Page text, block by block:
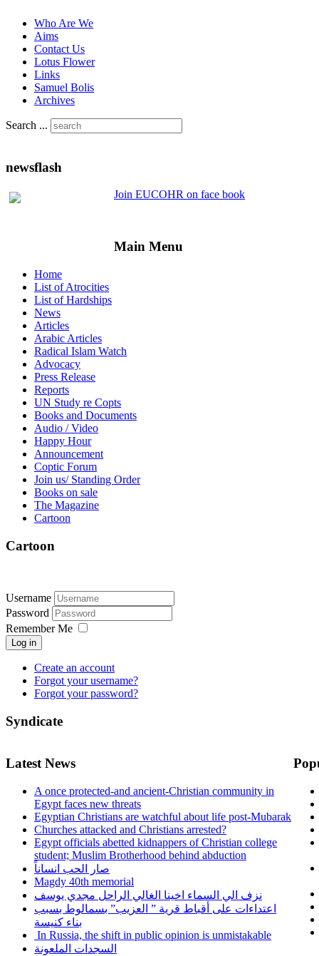
Who Are We
Aims
Contact Us
Lotus Flower
Links
Samuel Bolis
Archives
Search ...
newsflash
Join EUCOHR on face book
Main Menu
Home
List of Atrocities
List of Hardships
News
Articles
Arabic Articles
Radical Islam Watch
Advocacy
Press Release
Reports
UN Study re Copts
Books and Documents
Audio / Video
Happy Hour
Announcement
Coptic Forum
Join us/ Standing Order
Books on sale
The Magazine
Cartoon
Cartoon
Username
Password
Remember Me
Log in
Create an account
Forgot your username?
Forgot your password?
Syndicate
Latest News
A once protected-and ancient-Christian community in
Egypt faces new threats
Egyptian Christians are watchful about life post-Mubarak
Churches attacked and Christians arrested?
Egypt officials abetted kidnappers of Christian college
student; Muslim Brotherhood behind abduction
صار الحب انساناً
Magdy 40th memorial
نزف الي السماء اخينا الغالي الراحل مجدي يوسف
اعتداءات على أقباط قرية ” العزيب” بسمالوط بسبب
بناء كنيسة
In Russia, the shift in public opinion is unmistakable
السجدات الملعونة